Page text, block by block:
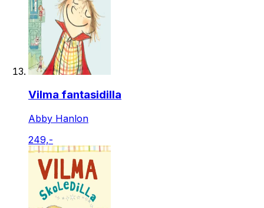
Vilma fantasidilla
Abby Hanlon
249,-